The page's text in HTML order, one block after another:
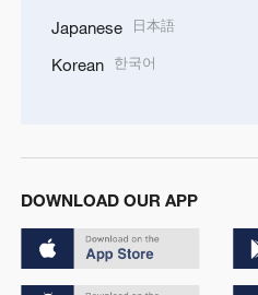
Japanese 日本語
Korean 한국어
DOWNLOAD OUR APP